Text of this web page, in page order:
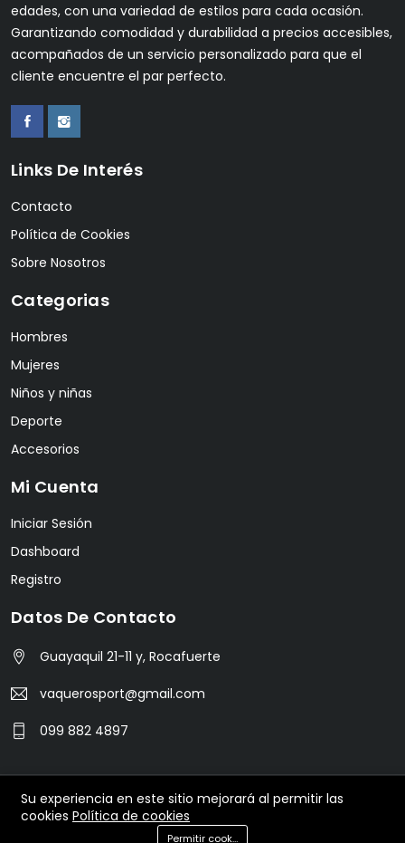
edades, con una variedad de estilos para cada ocasión.
Garantizando comodidad y durabilidad a precios accesibles,
acompañados de un servicio personalizado para que el
cliente encuentre el par perfecto.
Links De Interés
Contacto
Política de Cookies
Sobre Nosotros
Categorias
Hombres
Mujeres
Niños y niñas
Deporte
Accesorios
Mi Cuenta
Iniciar Sesión
Dashboard
Registro
Datos De Contacto
Guayaquil 21-11 y, Rocafuerte
vaquerosport@gmail.com
099 882 4897
© 2024 Vaquero Sport. All Rights Reserved.
Su experiencia en este sitio mejorará al permitir las
cookies Política de cookies
Permitir cookies